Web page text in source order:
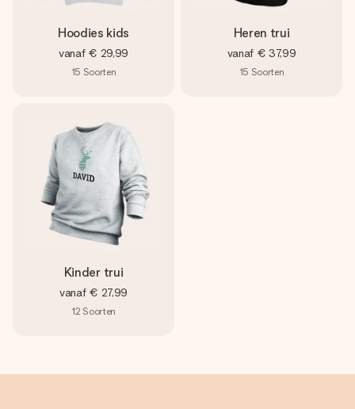
Hoodies kids
vanaf € 29,99
15 Soorten
Heren trui
vanaf € 37,99
15 Soorten
Kinder trui
vanaf € 27,99
12 Soorten